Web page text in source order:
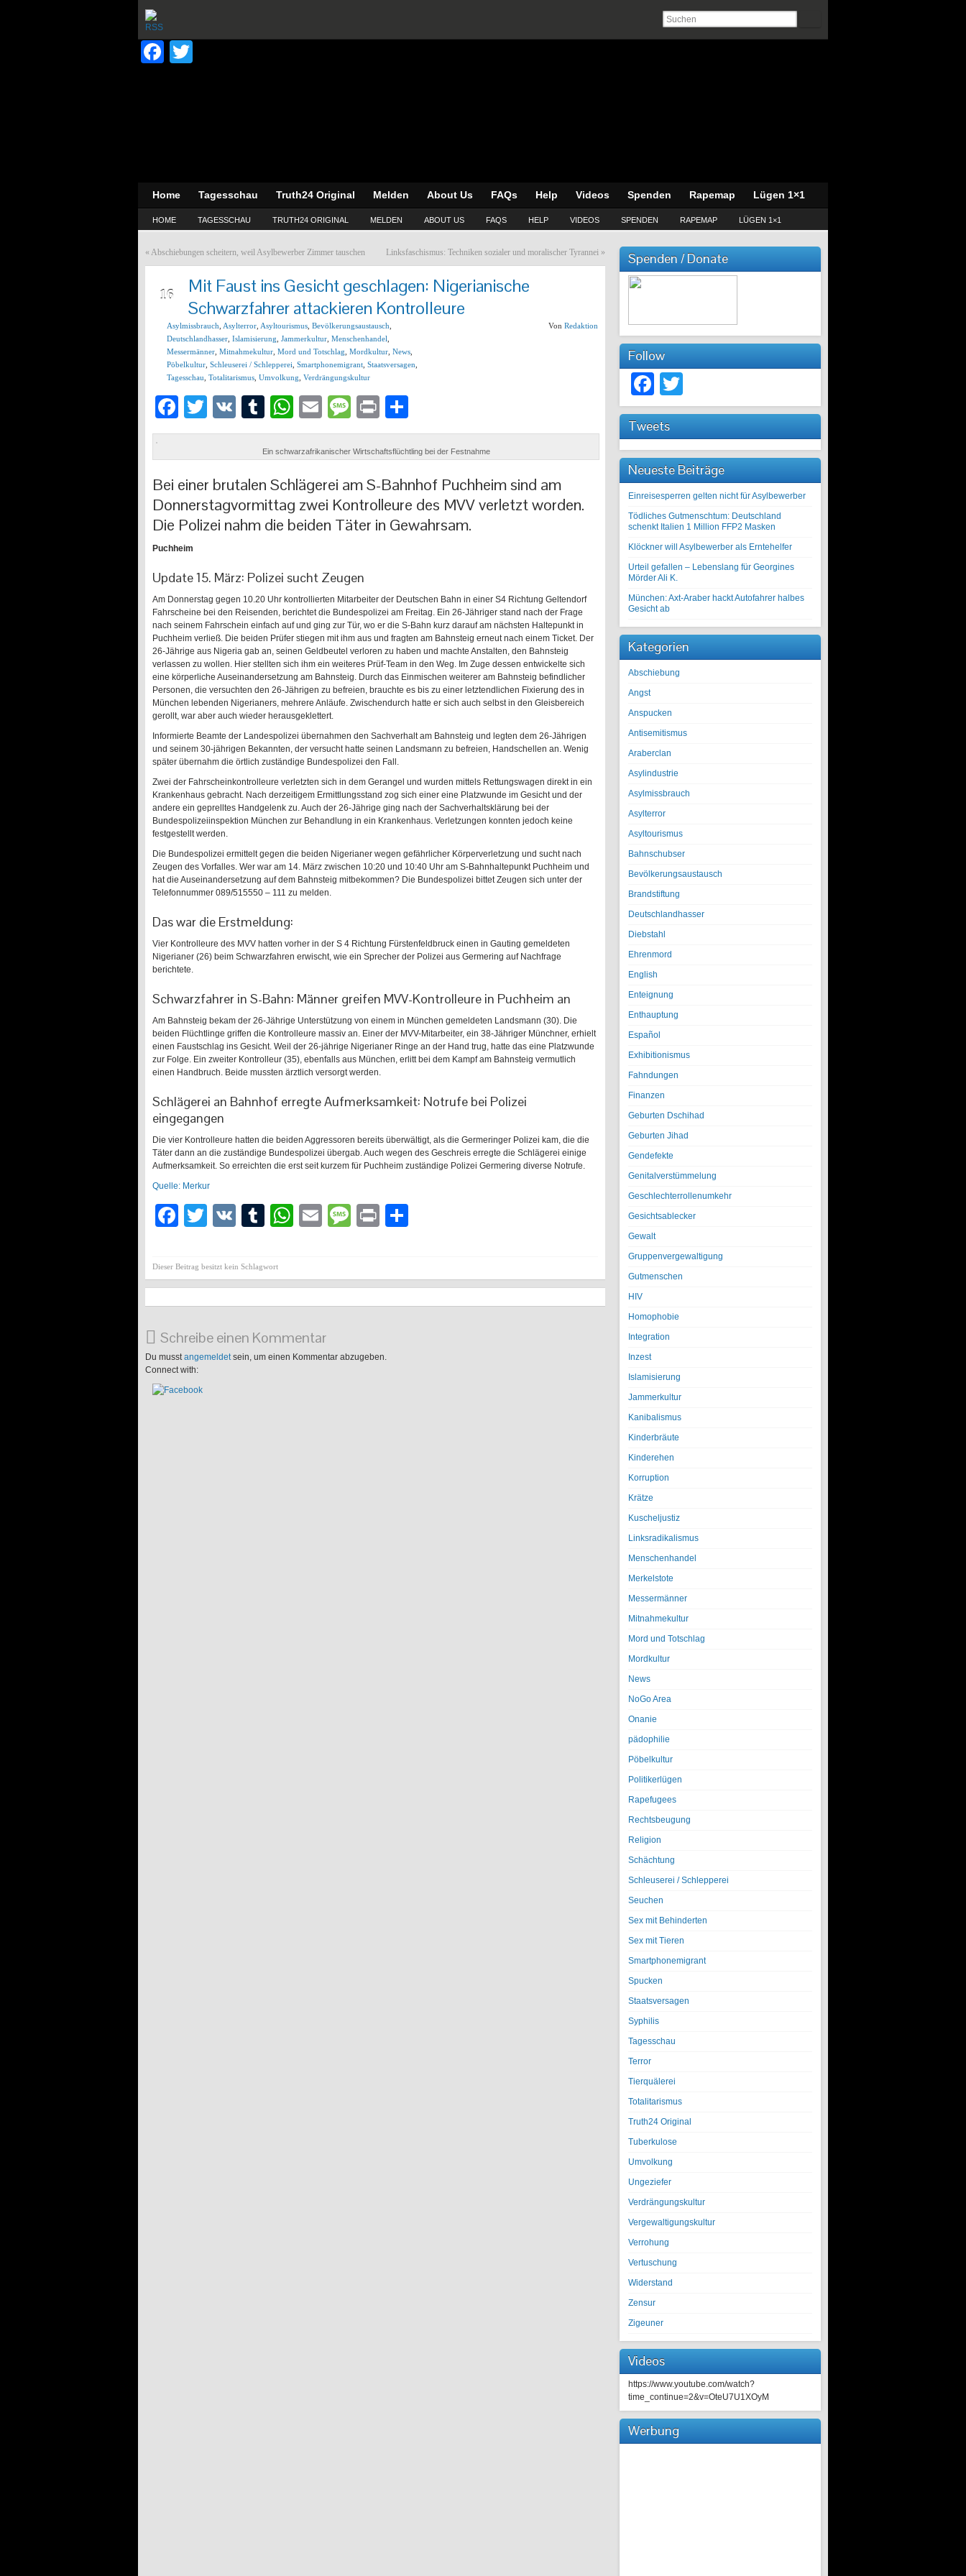
Facebook
Home Tagesschau Truth24 Original Melden About Us FAQs Help Videos Spenden Rapemap Lügen 1×1
HOME TAGESSCHAU TRUTH24 ORIGINAL MELDEN ABOUT US FAQS HELP VIDEOS SPENDEN RAPEMAP LÜGEN 1×1
« Abschiebungen scheitern, weil Asylbewerber Zimmer tauschen Linksfaschismus: Techniken sozialer und moralischer Tyrannei »
16
Mit Faust ins Gesicht geschlagen: Nigerianische
Schwarzfahrer attackieren Kontrolleure
Asylmissbrauch Asylterror Asyltourismus Bevölkerungsaustausch
Deutschlandhasser Islamisierung Jammerkultur Menschenhandel
Messermänner Mitnahmekultur Mord und Totschlag Mordkultur News
Pöbelkultur Schleuserei / Schlepperei Smartphonemigrant Staatsversagen
Tagesschau Totalitarismus Umvolkung Verdrängungskultur
Von Redaktion
Facebook
Twitter
VK Tumblr
WhatsApp
EmailMessage
Print
Ein schwarzafrikanischer Wirtschaftsflüchtling bei der Festnahme
Bei einer brutalen Schlägerei am S-Bahnhof Puchheim sind am
Donnerstagvormittag zwei Kontrolleure des MVV verletzt worden.
Die Polizei nahm die beiden Täter in Gewahrsam.
Puchheim
Update 15. März: Polizei sucht Zeugen
Am Donnerstag gegen 10.20 Uhr kontrollierten Mitarbeiter der Deutschen Bahn in einer S4 Richtung Geltendorf
Fahrscheine bei den Reisenden, berichtet die Bundespolizei am Freitag. Ein 26-Jähriger stand nach der Frage
nach seinem Fahrschein einfach auf und ging zur Tür, wo er die S-Bahn kurz darauf am nächsten Haltepunkt in
Puchheim verließ. Die beiden Prüfer stiegen mit ihm aus und fragten am Bahnsteig erneut nach einem Ticket. Der
26-Jährige aus Nigeria gab an, seinen Geldbeutel verloren zu haben und machte Anstalten, den Bahnsteig
verlassen zu wollen. Hier stellten sich ihm ein weiteres Prüf-Team in den Weg. Im Zuge dessen entwickelte sich
eine körperliche Auseinandersetzung am Bahnsteig. Durch das Einmischen weiterer am Bahnsteig befindlicher
Personen, die versuchten den 26-Jährigen zu befreien, brauchte es bis zu einer letztendlichen Fixierung des in
München lebenden Nigerianers, mehrere Anläufe. Zwischendurch hatte er sich auch selbst in den Gleisbereich
gerollt, war aber auch wieder herausgeklettert.
Informierte Beamte der Landespolizei übernahmen den Sachverhalt am Bahnsteig und legten dem 26-Jährigen
und seinem 30-jährigen Bekannten, der versucht hatte seinen Landsmann zu befreien, Handschellen an. Wenig
später übernahm die örtlich zuständige Bundespolizei den Fall.
Zwei der Fahrscheinkontrolleure verletzten sich in dem Gerangel und wurden mittels Rettungswagen direkt in ein
Krankenhaus gebracht. Nach derzeitigem Ermittlungsstand zog sich einer eine Platzwunde im Gesicht und der
andere ein geprelltes Handgelenk zu. Auch der 26-Jährige ging nach der Sachverhaltsklärung bei der
Bundespolizeiinspektion München zur Behandlung in ein Krankenhaus. Verletzungen konnten jedoch keine
festgestellt werden.
Die Bundespolizei ermittelt gegen die beiden Nigerianer wegen gefährlicher Körperverletzung und sucht nach
Zeugen des Vorfalles. Wer war am 14. März zwischen 10:20 und 10:40 Uhr am S-Bahnhaltepunkt Puchheim und
hat die Auseinandersetzung auf dem Bahnsteig mitbekommen? Die Bundespolizei bittet Zeugen sich unter der
Telefonnummer 089/515550 – 111 zu melden.
Das war die Erstmeldung:
Vier Kontrolleure des MVV hatten vorher in der S 4 Richtung Fürstenfeldbruck einen in Gauting gemeldeten
Nigerianer (26) beim Schwarzfahren erwischt, wie ein Sprecher der Polizei aus Germering auf Nachfrage
berichtete.
Schwarzfahrer in S-Bahn: Männer greifen MVV-Kontrolleure in Puchheim an
Am Bahnsteig bekam der 26-Jährige Unterstützung von einem in München gemeldeten Landsmann (30). Die
beiden Flüchtlinge griffen die Kontrolleure massiv an. Einer der MVV-Mitarbeiter, ein 38-Jähriger Münchner, erhielt
einen Faustschlag ins Gesicht. Weil der 26-jährige Nigerianer Ringe an der Hand trug, hatte das eine Platzwunde
zur Folge. Ein zweiter Kontrolleur (35), ebenfalls aus München, erlitt bei dem Kampf am Bahnsteig vermutlich
einen Handbruch. Beide mussten ärztlich versorgt werden.
Schlägerei an Bahnhof erregte Aufmerksamkeit: Notrufe bei Polizei
eingegangen
Die vier Kontrolleure hatten die beiden Aggressoren bereits überwältigt, als die Germeringer Polizei kam, die die
Täter dann an die zuständige Bundespolizei übergab. Auch wegen des Geschreis erregte die Schlägerei einige
Aufmerksamkeit. So erreichten die erst seit kurzem für Puchheim zuständige Polizei Germering diverse Notrufe.
Quelle: Merkur
Facebook
Twitter
VK Tumblr
WhatsApp
EmailMessage
Print
Dieser Beitrag besitzt kein Schlagwort
Schreibe einen Kommentar
Du musstangemeldetsein, um einen Kommentar abzugeben.
Connect with:
Spenden / Donate
Follow
Facebook
Tweets
Neueste Beiträge
Einreisesperren gelten nicht für Asylbewerber
Tödliches Gutmenschtum: Deutschland
schenkt Italien 1 Million FFP2 Masken
Klöckner will Asylbewerber als Erntehelfer
Urteil gefallen – Lebenslang für Georgines
Mörder Ali K.
München: Axt-Araber hackt Autofahrer halbes
Gesicht ab
Kategorien
Abschiebung
Angst
Anspucken
Antisemitismus
Araberclan
Asylindustrie
Asylmissbrauch
Asylterror
Asyltourismus
Bahnschubser
Bevölkerungsaustausch
Brandstiftung
Deutschlandhasser
Diebstahl
Ehrenmord
English
Enteignung
Enthauptung
Español
Exhibitionismus
Fahndungen
Finanzen
Geburten Dschihad
Geburten Jihad
Gendefekte
Genitalverstümmelung
Geschlechterrollenumkehr
Gesichtsablecker
Gewalt
Gruppenvergewaltigung
Gutmenschen
HIV
Homophobie
Integration
Inzest
Islamisierung
Jammerkultur
Kanibalismus
Kinderbräute
Kinderehen
Korruption
Krätze
Kuscheljustiz
Linksradikalismus
Menschenhandel
Merkelstote
Messermänner
Mitnahmekultur
Mord und Totschlag
Mordkultur
News
NoGo Area
Onanie
pädophilie
Pöbelkultur
Politikerlügen
Rapefugees
Rechtsbeugung
Religion
Schächtung
Schleuserei / Schlepperei
Seuchen
Sex mit Behinderten
Sex mit Tieren
Smartphonemigrant
Spucken
Staatsversagen
Syphilis
Tagesschau
Terror
Tierquälerei
Totalitarismus
Truth24 Original
Tuberkulose
Umvolkung
Ungeziefer
Verdrängungskultur
Vergewaltigungskultur
Verrohung
Vertuschung
Widerstand
Zensur
Zigeuner
Videos
https://www.youtube.com/watch?
time_continue=2&v=OteU7U1XOyM
Werbung